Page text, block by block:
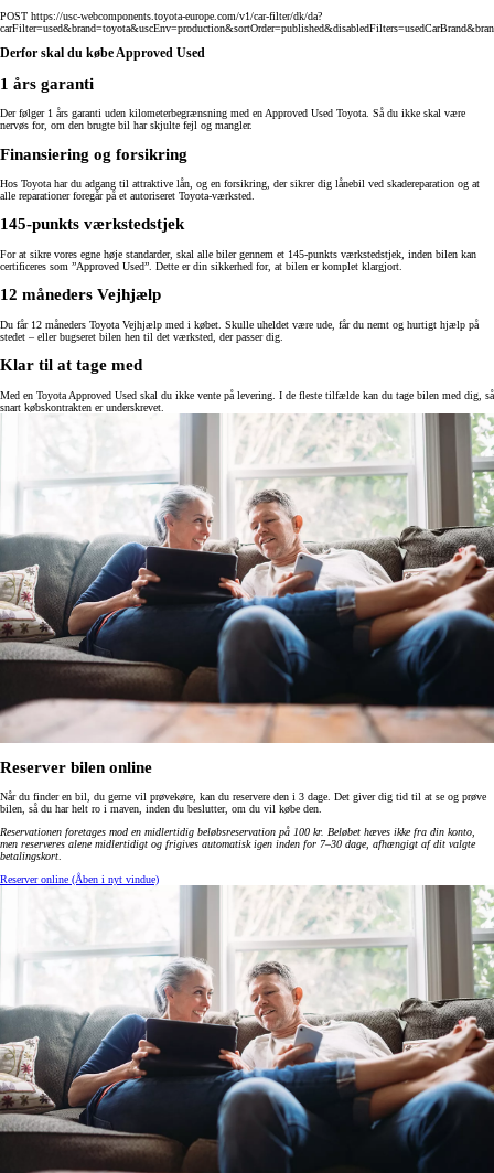
POST https://usc-webcomponents.toyota-europe.com/v1/car-filter/dk/da?
Derfor skal du købe Approved Used
1 års garanti
Der følger 1 års garanti uden kilometerbegrænsning med en Approved Used Toyota. Så du ikke skal være
nervøs for, om den brugte bil har skjulte fejl og mangler.
Finansiering og forsikring
Hos Toyota har du adgang til attraktive lån, og en forsikring, der sikrer dig lånebil ved skadereparation og at
alle reparationer foregår på et autoriseret Toyota-værksted.
145-punkts værkstedstjek
For at sikre vores egne høje standarder, skal alle biler gennem et 145-punkts værkstedstjek, inden bilen kan
certificeres som ”Approved Used”. Dette er din sikkerhed for, at bilen er komplet klargjort.
12 måneders Vejhjælp
Du får 12 måneders Toyota Vejhjælp med i købet. Skulle uheldet være ude, får du nemt og hurtigt hjælp på
stedet – eller bugseret bilen hen til det værksted, der passer dig.
Klar til at tage med
Med en Toyota Approved Used skal du ikke vente på levering. I de fleste tilfælde kan du tage bilen med dig, så
snart købskontrakten er underskrevet.
Reserver bilen online
Når du finder en bil, du gerne vil prøvekøre, kan du reservere den i 3 dage. Det giver dig tid til at se og prøve
bilen, så du har helt ro i maven, inden du beslutter, om du vil købe den.
Reservationen foretages mod en midlertidig beløbsreservation på 100 kr. Beløbet hæves ikke fra din konto,
men reserveres alene midlertidigt og frigives automatisk igen inden for 7–30 dage, afhængigt af dit valgte
betalingskort.
Reserver online (Åben i nyt vindue)